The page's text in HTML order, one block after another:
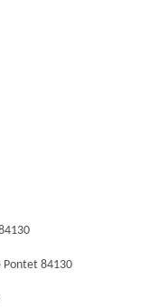
Pontet 84130